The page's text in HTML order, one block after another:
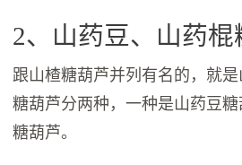
2、山药豆、山药棍
跟山楂糖葫芦并列有名的，就
糖葫芦分两种，一种是山药豆
糖葫芦。